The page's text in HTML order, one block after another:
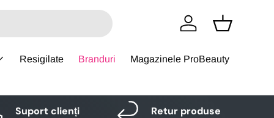
Logare Cos
Resigilate Branduri Magazinele ProBeauty
Suport clienți Retur produse